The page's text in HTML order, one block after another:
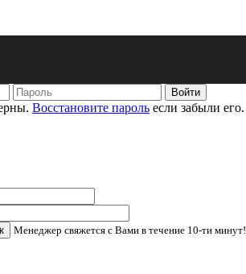
Восстановите пароль если забыли его.
Менеджер свяжется с Вами в течение 10-ти минут!